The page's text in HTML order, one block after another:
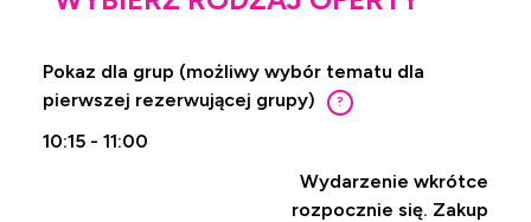
Pokaz dla grup (możliwy wybór tematu dla
pierwszej rezerwującej grupy)
?
10:15 - 11:00
Wydarzenie wkrótce
rozpocznie się. Zakup